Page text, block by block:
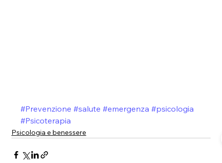
#Prevenzione #salute #emergenza #psicologia
#Psicoterapia
Psicologia e benessere